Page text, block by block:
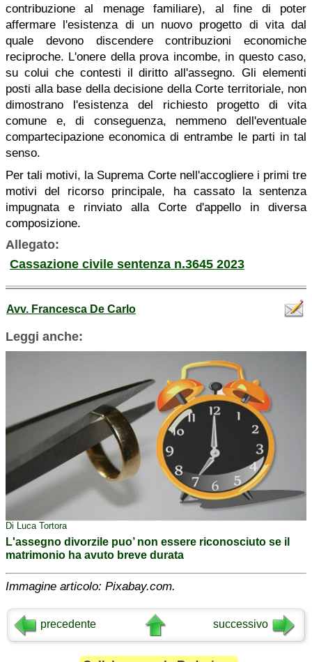
contribuzione al menage familiare), al fine di poter
affermare l'esistenza di un nuovo progetto di vita dal
quale devono discendere contribuzioni economiche
reciproche. L'onere della prova incombe, in questo caso,
su colui che contesti il diritto all'assegno. Gli elementi
posti alla base della decisione della Corte territoriale, non
dimostrano l'esistenza del richiesto progetto di vita
comune e, di conseguenza, nemmeno dell'eventuale
compartecipazione economica di entrambe le parti in tal
senso.
Per tali motivi, la Suprema Corte nell'accogliere i primi tre
motivi del ricorso principale, ha cassato la sentenza
impugnata e rinviato alla Corte d'appello in diversa
composizione.
Allegato:
Cassazione civile sentenza n.3645 2023
Avv. Francesca De Carlo
Leggi anche:
Di Luca Tortora
L'assegno divorzile puo’ non essere riconosciuto se il
matrimonio ha avuto breve durata
Immagine articolo: Pixabay.com.
precedente successivo